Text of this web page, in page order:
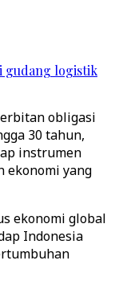
gudang logistik
obligasi
30 tahun,
instrumen
ekonomi yang
ekonomi global
Indonesia